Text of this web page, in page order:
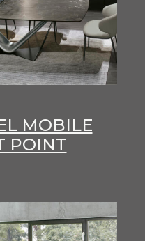
MOBILE
POINT